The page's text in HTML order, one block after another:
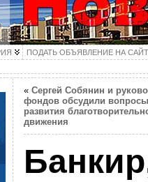
ПОДАТЬ ОБЪЯВЛЕНИЕ НА
« Сергей Собянин и
фондов обсудили вопросы
развития
движения